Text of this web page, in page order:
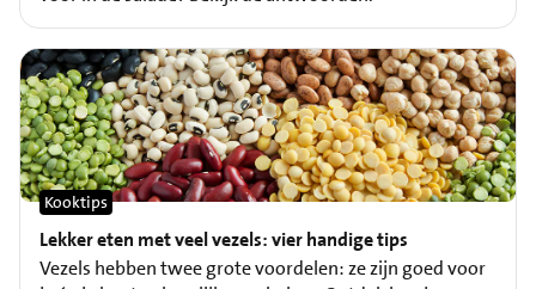
Lekker eten met veel vezels: vier handige tips
Kooktips
Vezels hebben twee grote voordelen: ze zijn goed voor